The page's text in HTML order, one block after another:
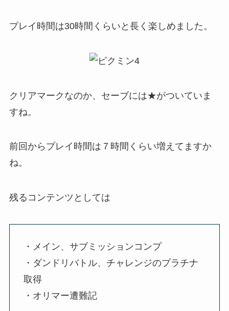
プレイ時間は30時間くらいと長く楽しめました。
クリアマークなのか、セーブには★がついていま
すね。
前回からプレイ時間は７時間くらい増えてますか
ね。
残るコンテンツとしては
・メイン、サブミッションコンプ
・ダンドリバトル、チャレンジのプラチナ
取得
・オリマー遭難記